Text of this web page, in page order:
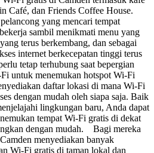
Café, dan Friends Coffee House.
yang mencari tempat
sambil menikmati menu yang
terus berkembang, dan sebagai
internet berkecepatan tinggi terus
tetap terhubung saat bepergian
untuk menemukan hotspot Wi-Fi
daftar lokasi di mana Wi-Fi
dengan mudah oleh siapa saja. Baik
lingkungan baru, Anda dapat
tempat Wi-Fi gratis di dekat
dengan mudah. Bagi mereka
menyediakan banyak
Wi-Fi gratis di taman lokal dan